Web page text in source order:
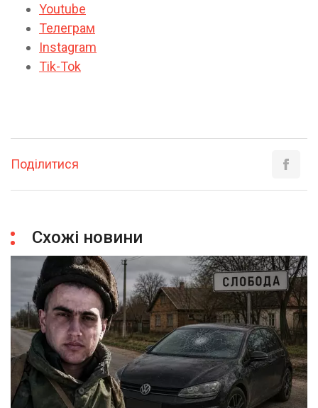
Youtube
Телеграм
Instagram
Tik-Tok
Поділитися
Схожі новини